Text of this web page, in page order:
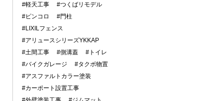
#軽天工事
#つくばリモデル
#ピンコロ
#門柱
#LIXILフェンス
#アリュースシリーズYKKAP
#土間工事
#側溝蓋
#トイレ
#バイクガレージ
#タクボ物置
#アスファルトカラー塗装
#カーポート設置工事